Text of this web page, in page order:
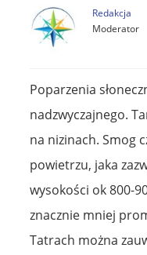
Redakcja
Moderator
Poparzenia
nadzwyczajnego.
na nizinach. Smog
powietrzu, jaka
wysokości ok 800-
znacznie mniej
Tatrach można